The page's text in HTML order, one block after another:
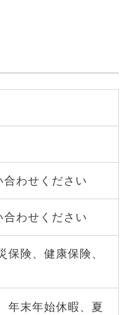
わせください
わせください
保険、健康保険、
年末年始休暇、夏